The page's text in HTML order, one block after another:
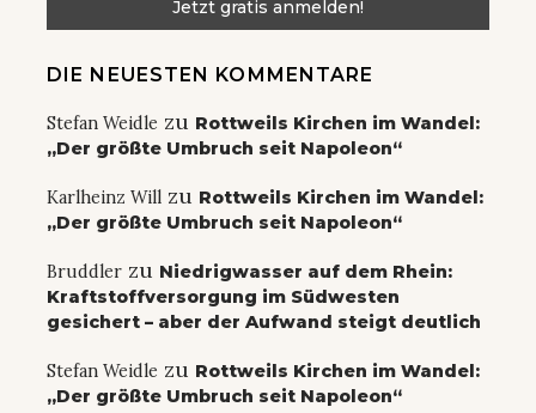
DIE NEUESTEN KOMMENTARE
Stefan Weidle zu Rottweils Kirchen im Wandel:
„Der größte Umbruch seit Napoleon“
Karlheinz Will zu Rottweils Kirchen im Wandel:
„Der größte Umbruch seit Napoleon“
Bruddler zu Niedrigwasser auf dem Rhein:
Kraftstoffversorgung im Südwesten
gesichert – aber der Aufwand steigt deutlich
Stefan Weidle zu Rottweils Kirchen im Wandel:
„Der größte Umbruch seit Napoleon“